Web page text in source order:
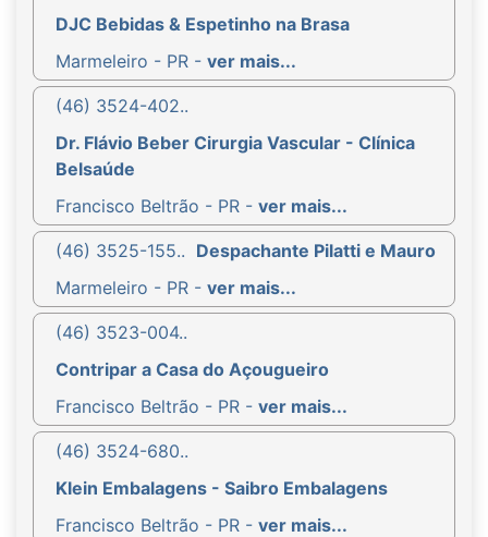
DJC Bebidas & Espetinho na Brasa
Marmeleiro - PR - ver mais...
(46) 3524-402..
Dr. Flávio Beber Cirurgia Vascular - Clínica
Belsaúde
Francisco Beltrão - PR - ver mais...
(46) 3525-155.. Despachante Pilatti e Mauro
Marmeleiro - PR - ver mais...
(46) 3523-004..
Contripar a Casa do Açougueiro
Francisco Beltrão - PR - ver mais...
(46) 3524-680..
Klein Embalagens - Saibro Embalagens
Francisco Beltrão - PR - ver mais...